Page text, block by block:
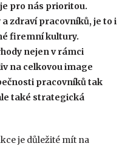
pro nás prioritou.
zdraví pracovníků, je to i
firemní kultury.
nejen v rámci
na celkovou image
pracovníků tak
také strategická
je důležité mít na